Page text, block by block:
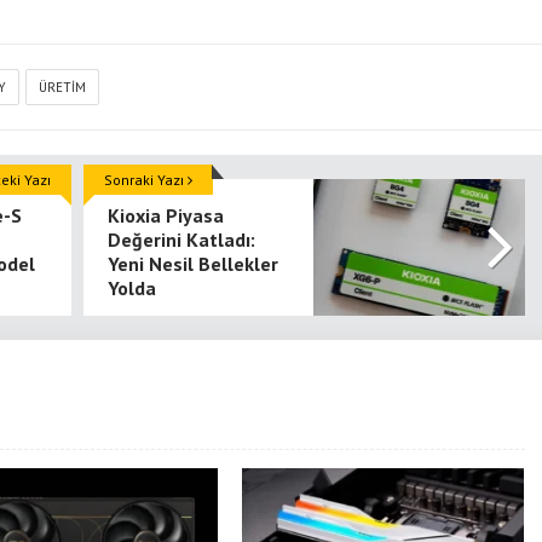
ÜRETIM
S
Yazı
Kioxia Piyasa
Değerini Katladı:
Yeni Nesil Bellekler
Yolda
Sonraki Yazı